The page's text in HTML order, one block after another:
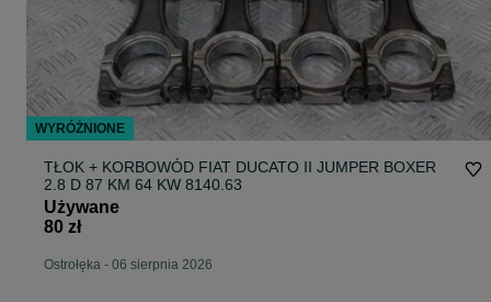
TŁOK + KORBOWÓD FIAT DUCATO II JUMPER BOXER
2.8 D 87 KM 64 KW 8140.63
Używane
80 zł
Ostrołęka - 06 sierpnia 2026
WYRÓŻNIONE